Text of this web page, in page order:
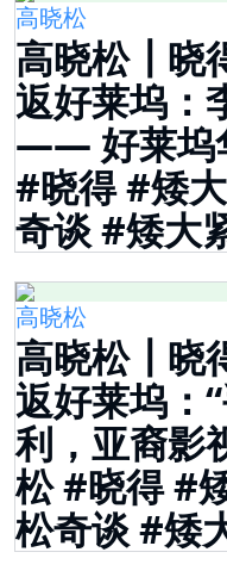
高晓松
高晓松┃晓
返好莱坞：
—— 好莱坞
#晓得 #矮
奇谈 #矮大
高晓松
高晓松┃晓
返好莱坞：
利，亚裔影
松 #晓得 #
松奇谈 #矮